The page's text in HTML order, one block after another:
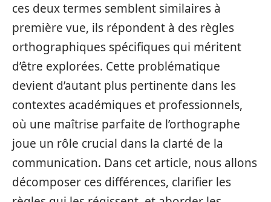
ces deux termes semblent similaires à
première vue, ils répondent à des règles
orthographiques spécifiques qui méritent
d’être explorées. Cette problématique
devient d’autant plus pertinente dans les
contextes académiques et professionnels,
où une maîtrise parfaite de l’orthographe
joue un rôle crucial dans la clarté de la
communication. Dans cet article, nous allons
décomposer ces différences, clarifier les